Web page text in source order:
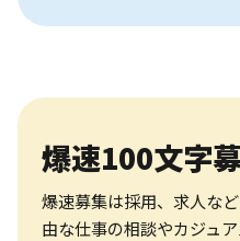
爆速100文字
爆速募集は採用、求人な
由な仕事の相談やカジュ